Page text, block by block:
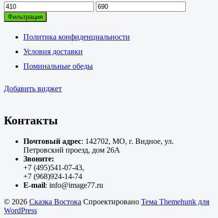
Минимальная
цена
Максимальная
цена
Фильтрация
Политика конфиденциальности
Условия доставки
Поминальные обеды
Добавить виджет
Контакты
Почтовый адрес: 142702, МО, г. Видное, ул.
Петровский проезд, дом 26А
Звоните:
+7 (495)541-07-43,
+7 (968)924-14-74
E-mail: info@image77.ru
© 2026 Сказка Востока Спроектировано Тема Themehunk для
WordPress